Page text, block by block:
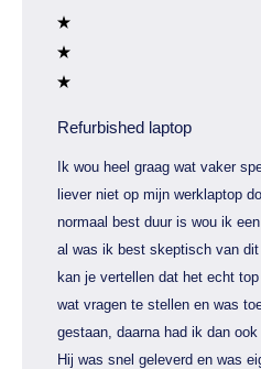
Refurbished laptop
Ik wou heel graag wat vaker
liever niet op mijn werklaptop
normaal best duur is wou ik
al was ik best skeptisch van
kan je vertellen dat het echt
wat vragen te stellen en was
gestaan, daarna had ik dan
Hij was snel geleverd en was